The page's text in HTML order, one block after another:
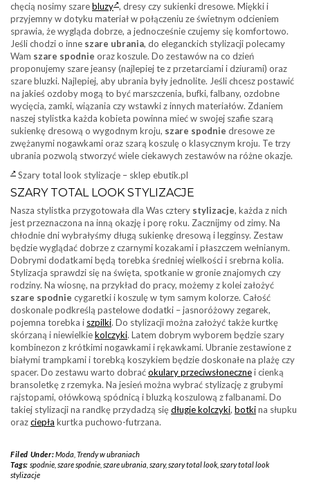
chęcią nosimy szarebluzy , dresy czy sukienki dresowe. Miękki i
przyjemny w dotyku materiał w połączeniu ze świetnym odcieniem
sprawia, że wygląda dobrze, a jednocześnie czujemy się komfortowo.
Jeśli chodzi o inne szare ubrania, do eleganckich stylizacji polecamy
Wam szare spodnie oraz koszule. Do zestawów na co dzień
proponujemy szare jeansy (najlepiej te z przetarciami i dziurami) oraz
szare bluzki. Najlepiej, aby ubrania były jednolite. Jeśli chcesz postawić
na jakieś ozdoby mogą to być marszczenia, bufki, falbany, ozdobne
wycięcia, zamki, wiązania czy wstawki z innych materiałów. Zdaniem
naszej stylistka każda kobieta powinna mieć w swojej szafie szarą
sukienkę dresową o wygodnym kroju, szare spodnie dresowe ze
zwężanymi nogawkami oraz szarą koszulę o klasycznym kroju. Te trzy
ubrania pozwolą stworzyć wiele ciekawych zestawów na różne okazje.
Szary total look stylizacje – sklep ebutik.pl
SZARY TOTAL LOOK STYLIZACJE
Nasza stylistka przygotowała dla Was cztery stylizacje, każda z nich
jest przeznaczona na inną okazję i porę roku. Zacznijmy od zimy. Na
chłodnie dni wybrałyśmy długą sukienkę dresową i legginsy. Zestaw
będzie wyglądać dobrze z czarnymi kozakami i płaszczem wełnianym.
Dobrymi dodatkami będą torebka średniej wielkości i srebrna kolia.
Stylizacja sprawdzi się na święta, spotkanie w gronie znajomych czy
rodziny. Na wiosnę, na przykład do pracy, możemy z kolei założyć
szare spodnie cygaretki i koszulę w tym samym kolorze. Całość
doskonale podkreślą pastelowe dodatki – jasnoróżowy zegarek,
pojemna torebka i szpilki. Do stylizacji można założyć także kurtkę
skórzaną i niewielkiekolczyki. Latem dobrym wyborem będzie szary
kombinezon z krótkimi nogawkami i rękawkami. Ubranie zestawione z
białymi trampkami i torebką koszykiem będzie doskonałe na plażę czy
spacer. Do zestawu warto dobraćokulary przeciwsłonecznei cienką
bransoletkę z rzemyka. Na jesień można wybrać stylizację z grubymi
rajstopami, ołówkową spódnicą i bluzką koszulową z falbanami. Do
takiej stylizacji na randkę przydadzą siędługie kolczyki, botkina słupku
orazciepła kurtka puchowo-futrzana.
Filed Under:Moda Trendy w ubraniach
Tags: spodnie, szare spodnie, szare ubrania szary,szary total look, szary total look
stylizacje